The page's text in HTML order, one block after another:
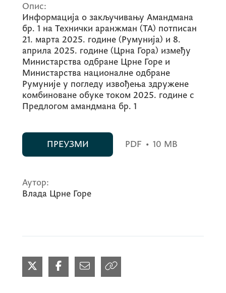
Опис:
Информација о закључивању Амандмана
бр. 1 на Технички аранжман (ТА) потписан
21. марта 2025. године (Румунија) и 8.
априла 2025. године (Црна Гора) између
Министарства одбране Црне Горе и
Министарства националне одбране
Румуније у погледу извођења здружене
комбиноване обуке током 2025. године с
Предлогом амандмана бр. 1
Аутор:
Влада Црне Горе
ПРЕУЗМИ PDF • 10 MB